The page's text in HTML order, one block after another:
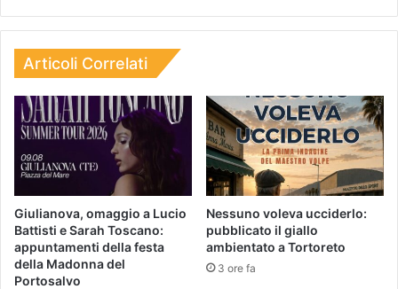
Articoli Correlati
Giulianova, omaggio a Lucio
Battisti e Sarah Toscano:
appuntamenti della festa
della Madonna del
Portosalvo
Nessuno voleva ucciderlo:
pubblicato il giallo
ambientato a Tortoreto
3 ore fa